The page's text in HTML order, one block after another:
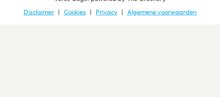
Disclaimer
Cookies Privacy Algemene voorwaarden